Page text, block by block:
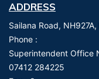
ADDRESS
Sailana Road,
Phone :
Superintendent Office
07412 284225